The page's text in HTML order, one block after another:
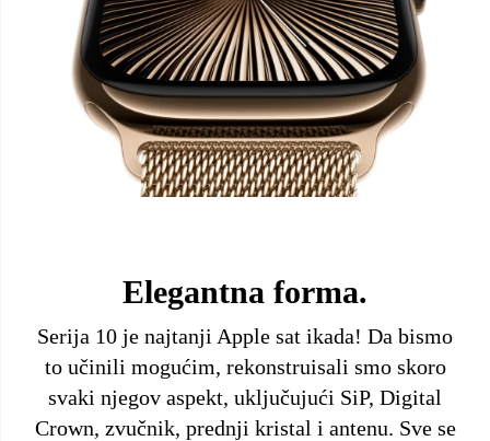
Elegantna forma.
Serija 10 je najtanji Apple sat ikada! Da bismo
to učinili mogućim, rekonstruisali smo skoro
svaki njegov aspekt, uključujući SiP, Digital
Crown, zvučnik, prednji kristal i antenu. Sve se